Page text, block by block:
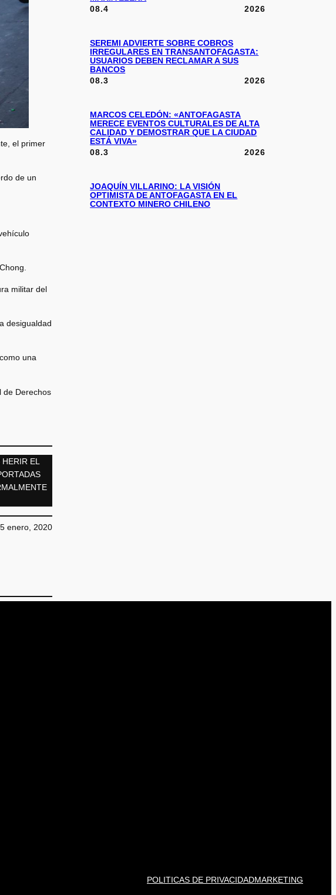
el primer
de un
militar del
desigualdad
una
de Derechos
EL
enero, 2020
08.4
2026
SEREMI ADVIERTE SOBRE COBROS
IRREGULARES EN TRANSANTOFAGASTA:
USUARIOS DEBEN RECLAMAR A SUS
BANCOS
08.3
2026
MARCOS CELEDÓN: «ANTOFAGASTA
MERECE EVENTOS CULTURALES DE ALTA
CALIDAD Y DEMOSTRAR QUE LA CIUDAD
ESTÁ VIVA»
08.3
2026
JOAQUÍN VILLARINO: LA VISIÓN
OPTIMISTA DE ANTOFAGASTA EN EL
CONTEXTO MINERO CHILENO
POLITICAS DE PRIVACIDADMARKETING